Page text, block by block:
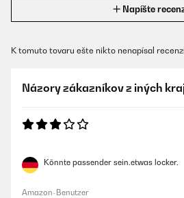
Napíšte
K tomuto tovaru ešte nikto nenapísal
Názory zákazníkov z iných
Könnte passender sein.etwas locker.
Amazon-Benutzer